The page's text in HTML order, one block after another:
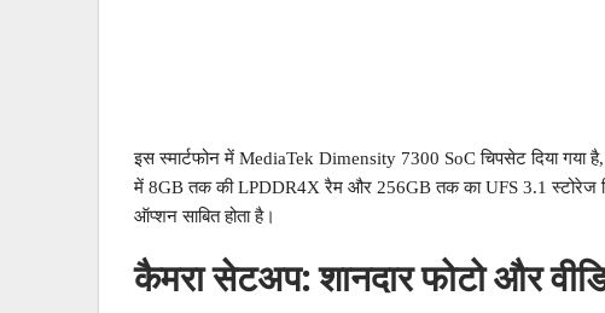
इस स्मार्टफोन में MediaTek Dimensity 7300 SoC चिपसेट दिया गया
में 8GB तक की LPDDR4X रैम और 256GB तक का UFS 3.1 स्टोरेज
ऑप्शन साबित होता है।
कैमरा सेटअप: शानदार फोटो और